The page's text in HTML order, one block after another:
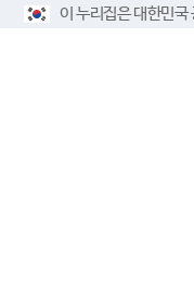
이 누리집은 대한민국